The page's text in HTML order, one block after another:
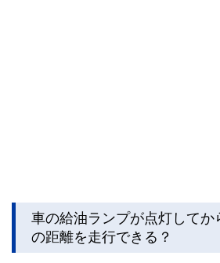
車の給油ランプが点灯してか
の距離を走行できる？